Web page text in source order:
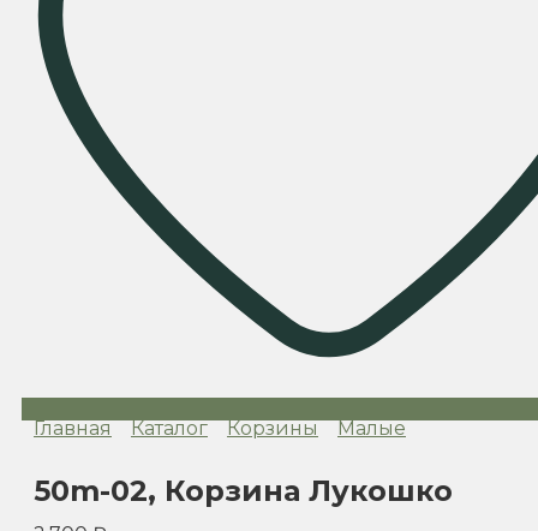
Главная Каталог Корзины Малые
50m-02, Корзина Лукошко